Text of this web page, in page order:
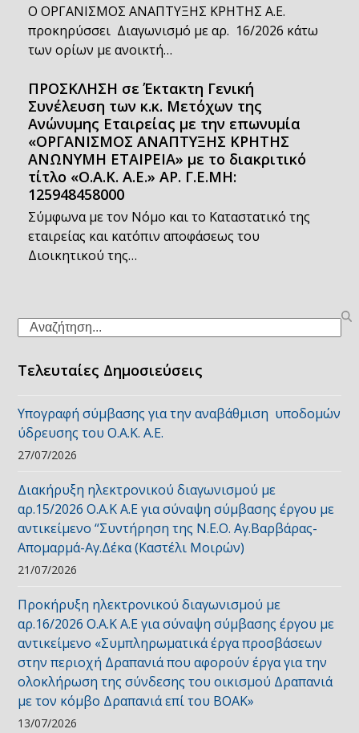
Ο ΟΡΓΑΝΙΣΜΟΣ ΑΝΑΠΤΥΞΗΣ ΚΡΗΤΗΣ Α.Ε.
προκηρύσσει Διαγωνισμό με αρ. 16/2026 κάτω
των ορίων με ανοικτή…
ΠΡΟΣΚΛΗΣΗ σε Έκτακτη Γενική
Συνέλευση των κ.κ. Μετόχων της
Ανώνυμης Εταιρείας με την επωνυμία
«ΟΡΓΑΝΙΣΜΟΣ ΑΝΑΠΤΥΞΗΣ ΚΡΗΤΗΣ
ΑΝΩΝΥΜΗ ΕΤΑΙΡΕΙΑ» με το διακριτικό
τίτλο «Ο.Α.Κ. Α.Ε.» ΑΡ. Γ.Ε.ΜΗ:
125948458000
Σύμφωνα με τον Νόμο και το Καταστατικό της
εταιρείας και κατόπιν αποφάσεως του
Διοικητικού της…
Search
Τελευταίες Δημοσιεύσεις
Υπογραφή σύμβασης για την αναβάθμιση υποδομών
ύδρευσης του Ο.Α.Κ. Α.Ε.
27/07/2026
Διακήρυξη ηλεκτρονικού διαγωνισμού με
αρ.15/2026 Ο.Α.Κ Α.Ε για σύναψη σύμβασης έργου με
αντικείμενο “Συντήρηση της Ν.Ε.Ο. Αγ.Βαρβάρας-
Απομαρμά-Αγ.Δέκα (Καστέλι Μοιρών)
21/07/2026
Προκήρυξη ηλεκτρονικού διαγωνισμού με
αρ.16/2026 Ο.Α.Κ Α.Ε για σύναψη σύμβασης έργου με
αντικείμενο «Συμπληρωματικά έργα προσβάσεων
στην περιοχή Δραπανιά που αφορούν έργα για την
ολοκλήρωση της σύνδεσης του οικισμού Δραπανιά
με τον κόμβο Δραπανιά επί του ΒΟΑΚ»
13/07/2026